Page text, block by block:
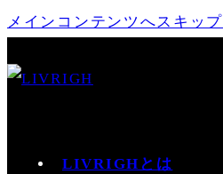
メインコンテンツへスキップ
LIVRIGHとは